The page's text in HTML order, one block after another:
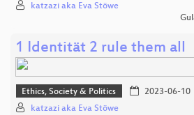
katzazi aka Eva Stöwe
1 Identität 2 rule them all
Ethics, Society & Politics 2023-06-10
katzazi aka Eva Stöwe